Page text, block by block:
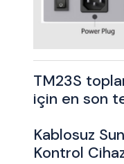
TM23S
için en son
ST-
Kablosuz
Kontrol